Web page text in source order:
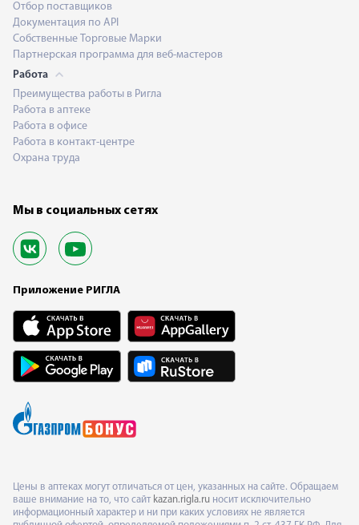
Отбор поставщиков
Документация по API
Собственные Торговые Марки
Партнерская программа для веб-мастеров
Работа
Преимущества работы в Ригла
Работа в аптеке
Работа в офисе
Работа в контакт-центре
Охрана труда
Мы в социальных сетях
Приложение РИГЛА
Цены в аптеках могут отличаться от цен, указанных на сайте. Обращаем
ваше внимание на то, что сайт kazan.rigla.ru носит исключительно
информационный характер и ни при каких условиях не является